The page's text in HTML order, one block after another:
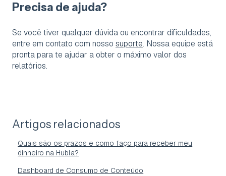
Precisa de ajuda?
Se você tiver qualquer dúvida ou encontrar dificuldades,
entre em contato com nosso suporte. Nossa equipe está
pronta para te ajudar a obter o máximo valor dos
relatórios.
Artigos relacionados
Quais são os prazos e como faço para receber meu
dinheiro na Hubla?
Dashboard de Consumo de Conteúdo